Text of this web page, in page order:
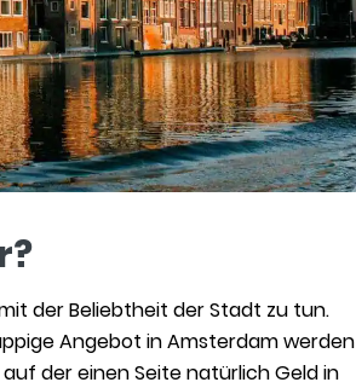
der Beliebtheit der Stadt zu tun.
Angebot in Amsterdam werden
der einen Seite natürlich Geld in